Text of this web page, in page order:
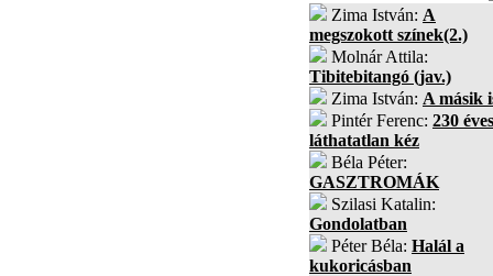
Zima István: A
megszokott színek(2.)
Molnár Attila:
Tibitebitangó (jav.)
Zima István: A másik
Pintér Ferenc: 230
láthatatlan kéz
Béla Péter:
GASZTROMÁK
Szilasi Katalin:
Gondolatban
Péter Béla: Halál a
kukoricásban